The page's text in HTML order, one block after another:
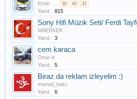
Ersin ... 39 40 41
Yanıt: 815
Sony Hifi Müzik Seti/ Ferdi
MAERKEK
Yanıt:
3
cem karaca
Onur-d
Yanıt:
5
Biraz da reklam izleyelim :)
mursel_balci
Yanıt:
6